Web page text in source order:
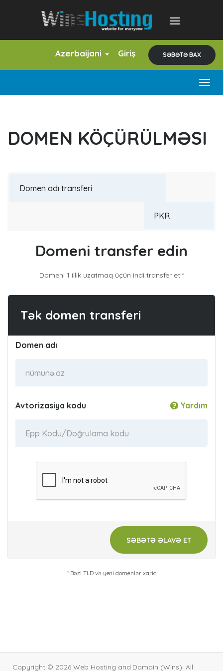
Azerbaijani Giriş SƏBƏTƏ BAX
DOMEN KÖÇÜRÜLMƏSI
Domeni transfer edin
Domeni 1 illik uzatmaq üçün indi transfer et!*
Tək domen transferi
Domen adı
Avtorizasiya kodu Yardım
SƏBƏTƏ ƏLAVƏ ET
* Bəzi TLD və yeni domenlər xaric
Copyright © 2026 Web Hosting and Domain (Wins). All